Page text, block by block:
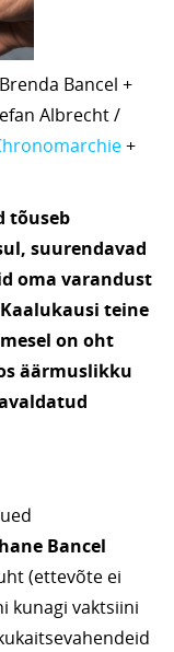
Bancel +
Albrecht /
+
tõuseb
suurendavad
oma varandust
teine
on oht
äärmuslikku
Bancel
(ettevõte ei
kunagi vaktsiini